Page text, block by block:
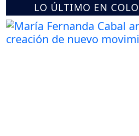
LO ÚLTIMO EN